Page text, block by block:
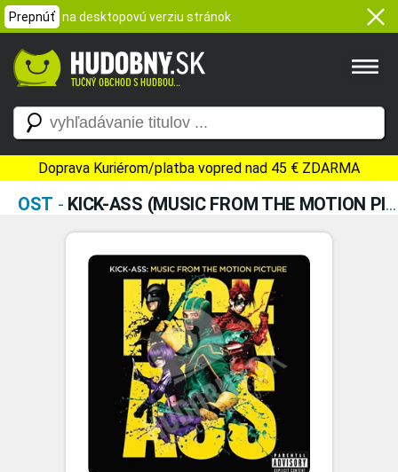
Prepnúť na desktopovú verziu stránok
Doprava Kuriérom/platba vopred nad 45 € ZDARMA
OST - KICK-ASS (MUSIC FROM THE MOTION PICTURE)